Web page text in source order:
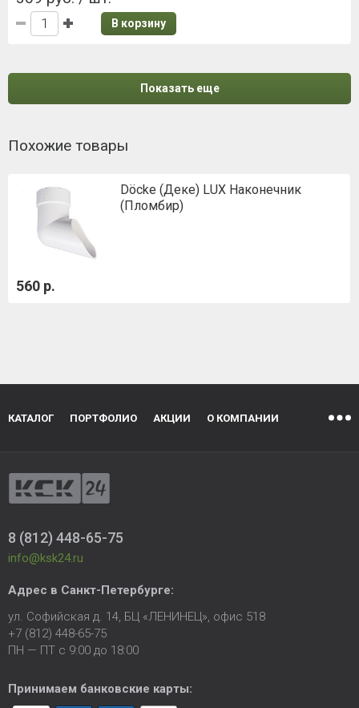
В корзину
Показать еще
Похожие товары
Döcke (Деке) LUX Наконечник
(Пломбир)
560 р.
КАТАЛОГ ПОРТФОЛИО АКЦИИ О КОМПАНИИ
8 (812) 448-65-75
info@ksk24.ru
Адрес в Санкт-Петербурге:
ул. Софийская д. 14, БЦ «ЛЕНИНЕЦ», офис 518
+7 (812) 448-65-75
ПН — ПТ с 9:00 до 18:00
Принимаем банковские карты: